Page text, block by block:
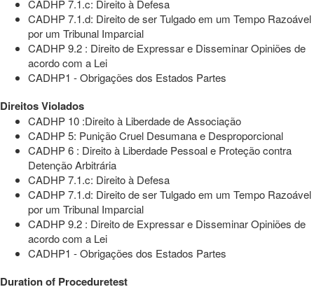
CADHP 7.1.c: Direito à Defesa
CADHP 7.1.d: Direito de ser Tulgado em um Tempo Razoável
por um Tribunal Imparcial
CADHP 9.2 : Direito de Expressar e Disseminar Opiniões de
acordo com a Lei
CADHP1 - Obrigações dos Estados Partes
Direitos Violados
CADHP 10 :Direito à Liberdade de Associação
CADHP 5: Punição Cruel Desumana e Desproporcional
CADHP 6 : Direito à Liberdade Pessoal e Proteção contra
Detenção Arbitrária
CADHP 7.1.c: Direito à Defesa
CADHP 7.1.d: Direito de ser Tulgado em um Tempo Razoável
por um Tribunal Imparcial
CADHP 9.2 : Direito de Expressar e Disseminar Opiniões de
acordo com a Lei
CADHP1 - Obrigações dos Estados Partes
Duration of Proceduretest